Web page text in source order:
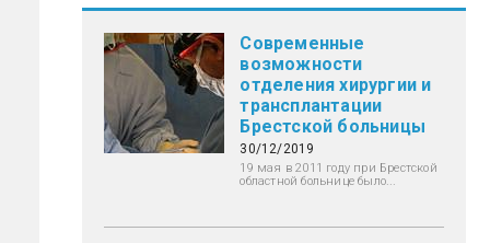
Современные
возможности
отделения хирургии и
трансплантации
Брестской больницы
30/12/2019
19 мая в 2011 году при Брестской
областной больнице было...